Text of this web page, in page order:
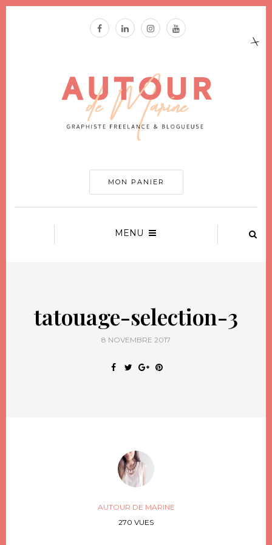
MON PANIER
MENU
tatouage-selection-3
8 NOVEMBRE 2017
AUTOUR DE MARINE
270 VUES